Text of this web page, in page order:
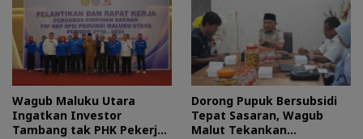
Wagub Maluku Utara
Ingatkan Investor
Tambang tak PHK Pekerja
Dorong Pupuk Bersubsidi
Tepat Sasaran, Wagub
Malut Tekankan